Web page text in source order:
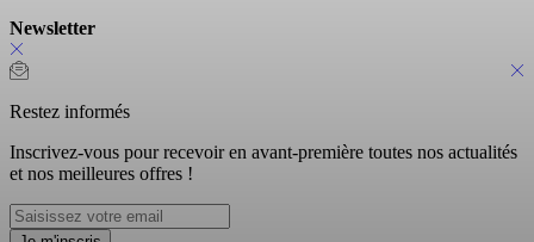
Newsletter
Restez informés
Inscrivez-vous pour recevoir en avant-première toutes nos actualités
et nos meilleures offres !